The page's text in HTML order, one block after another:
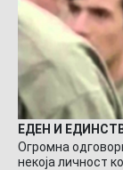
ЕДЕН И
Огромна
некоја личност